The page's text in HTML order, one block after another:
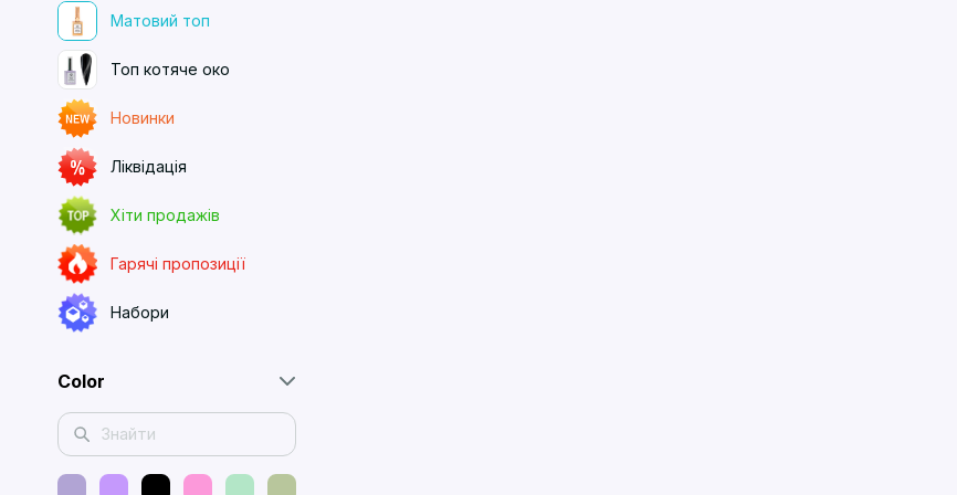
Матовий топ
Топ котяче око
Новинки
Ліквідація
Хіти продажів
Гарячі пропозиції
Набори
Color